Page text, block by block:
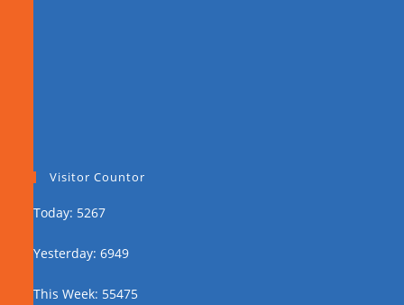
Visitor Countor
Today: 5267
Yesterday: 6949
This Week: 55475